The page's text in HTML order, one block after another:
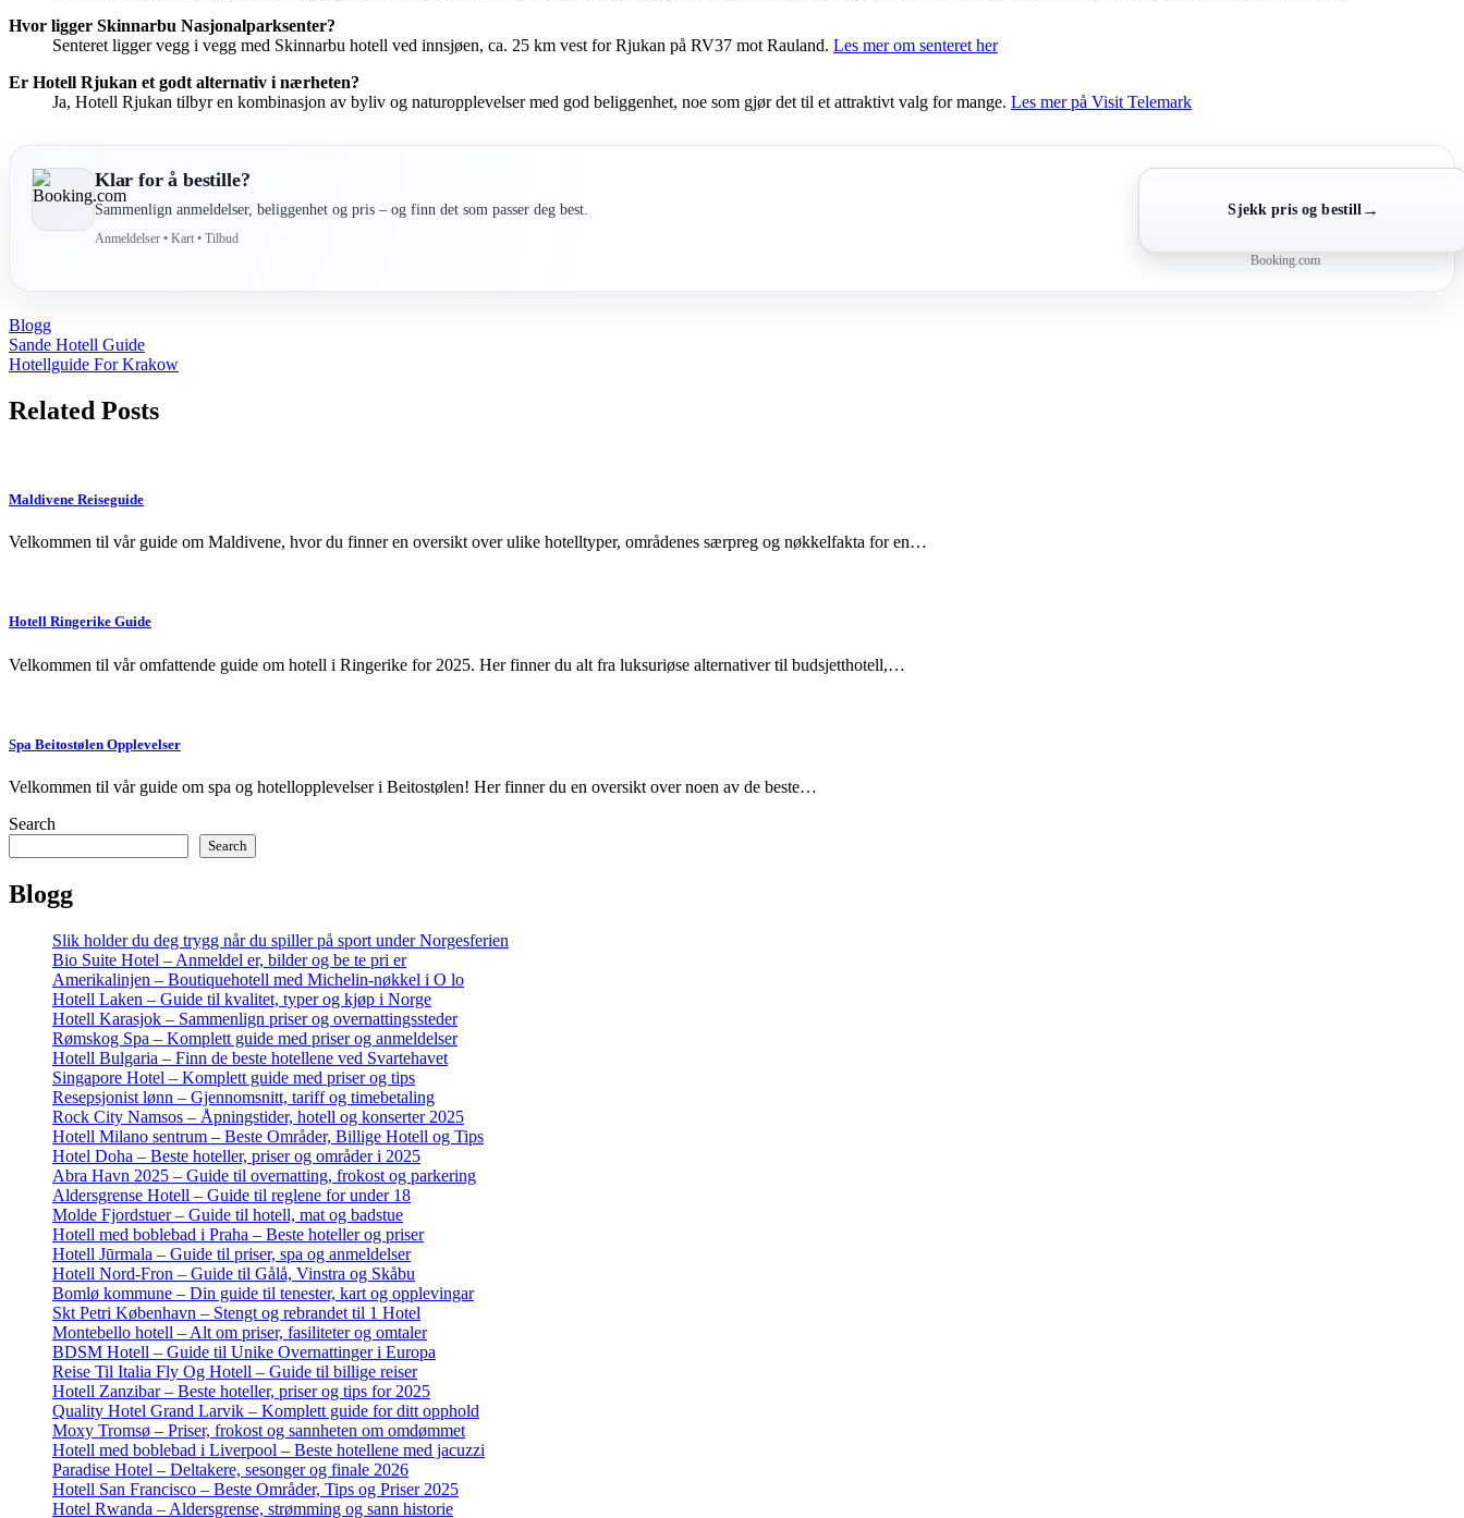
Hvor ligger Skinnarbu Nasjonalparksenter?
Senteret ligger vegg i vegg med Skinnarbu hotell ved innsjøen, ca. 25 km vest for Rjukan på RV37 mot Rauland. Les mer om senteret her
Er Hotell Rjukan et godt alternativ i nærheten?
Ja, Hotell Rjukan tilbyr en kombinasjon av byliv og naturopplevelser med god beliggenhet, noe som gjør det til et attraktivt valg for mange. Les mer på Visit Telemark
Klar for å bestille?
Sammenlign anmeldelser, beliggenhet og pris – og finn det som passer deg best.
Anmeldelser • Kart • Tilbud
Sjekk pris og bestill →
Booking.com
Blogg
Post
navigation
Sande Hotell Guide
Hotellguide For Krakow
Related Posts
Maldivene Reiseguide
Velkommen til vår guide om Maldivene, hvor du finner en oversikt over ulike hotelltyper, områdenes særpreg og nøkkelfakta for en…
Hotell Ringerike Guide
Velkommen til vår omfattende guide om hotell i Ringerike for 2025. Her finner du alt fra luksuriøse alternativer til budsjetthotell,…
Spa Beitostølen Opplevelser
Velkommen til vår guide om spa og hotellopplevelser i Beitostølen! Her finner du en oversikt over noen av de beste…
Search
Search
Blogg
Slik holder du deg trygg når du spiller på sport under Norgesferien
Bio Suite Hotel – Anmeldel er, bilder og be te pri er
Amerikalinjen – Boutiquehotell med Michelin-nøkkel i O lo
Hotell Laken – Guide til kvalitet, typer og kjøp i Norge
Hotell Karasjok – Sammenlign priser og overnattingssteder
Rømskog Spa – Komplett guide med priser og anmeldelser
Hotell Bulgaria – Finn de beste hotellene ved Svartehavet
Singapore Hotel – Komplett guide med priser og tips
Resepsjonist lønn – Gjennomsnitt, tariff og timebetaling
Rock City Namsos – Åpningstider, hotell og konserter 2025
Hotell Milano sentrum – Beste Områder, Billige Hotell og Tips
Hotel Doha – Beste hoteller, priser og områder i 2025
Abra Havn 2025 – Guide til overnatting, frokost og parkering
Aldersgrense Hotell – Guide til reglene for under 18
Molde Fjordstuer – Guide til hotell, mat og badstue
Hotell med boblebad i Praha – Beste hoteller og priser
Hotell Jūrmala – Guide til priser, spa og anmeldelser
Hotell Nord-Fron – Guide til Gålå, Vinstra og Skåbu
Bomlø kommune – Din guide til tenester, kart og opplevingar
Skt Petri København – Stengt og rebrandet til 1 Hotel
Montebello hotell – Alt om priser, fasiliteter og omtaler
BDSM Hotell – Guide til Unike Overnattinger i Europa
Reise Til Italia Fly Og Hotell – Guide til billige reiser
Hotell Zanzibar – Beste hoteller, priser og tips for 2025
Quality Hotel Grand Larvik – Komplett guide for ditt opphold
Moxy Tromsø – Priser, frokost og sannheten om omdømmet
Hotell med boblebad i Liverpool – Beste hotellene med jacuzzi
Paradise Hotel – Deltakere, sesonger og finale 2026
Hotell San Francisco – Beste Områder, Tips og Priser 2025
Hotel Rwanda – Aldersgrense, strømming og sann historie